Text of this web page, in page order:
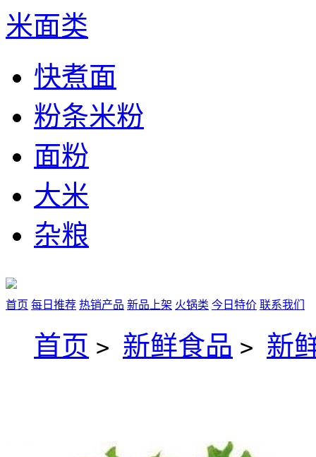
米面类
快煮面
粉条米粉
面粉
大米
杂粮
首页 每日推荐 热销产品 新品上架 火锅类 今日特价 联系我们
首页 > 新鲜食品 > 新